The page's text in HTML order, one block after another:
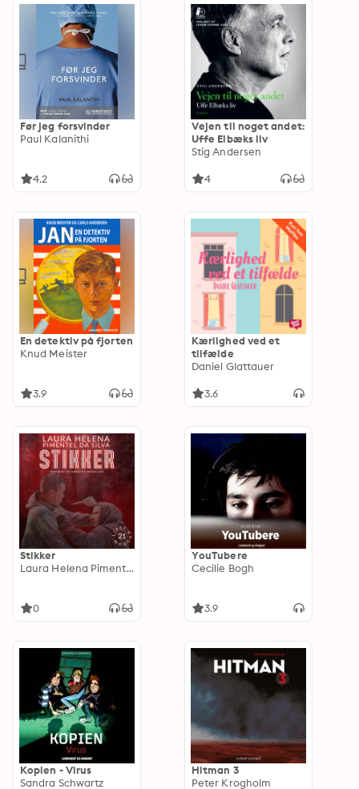
Før jeg forsvinder
Paul Kalanithi
4.2
Vejen til noget andet:
Uffe Elbæks liv
Stig Andersen
4
En detektiv på fjorten
Knud Meister
3.9
Kærlighed ved et
tilfælde
Daniel Glattauer
3.6
Stikker
Laura Helena Pimentel da Silva
0
YouTubere
Cecilie Bogh
3.9
Kopien - Virus
Sandra Schwartz
Hitman 3
Peter Krogholm